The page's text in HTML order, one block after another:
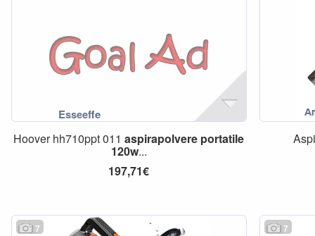
Hoover hh710ppt 011aspirapolvere portatile
120w...
197,71€
7 7